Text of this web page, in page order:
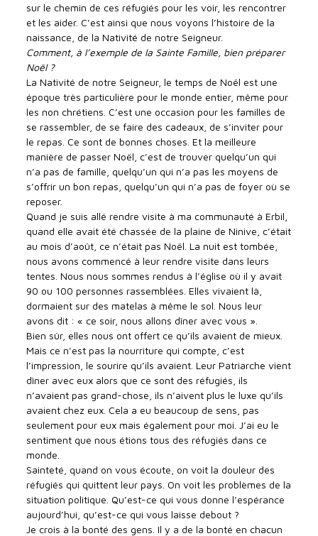
sur le chemin de ces réfugiés pour les voir, les rencontrer
et les aider. C’est ainsi que nous voyons l’histoire de la
naissance, de la Nativité de notre Seigneur.
Comment, à l’exemple de la Sainte Famille, bien préparer
Noël ?
La Nativité de notre Seigneur, le temps de Noël est une
époque très particulière pour le monde entier, même pour
les non chrétiens. C’est une occasion pour les familles de
se rassembler, de se faire des cadeaux, de s’inviter pour
le repas. Ce sont de bonnes choses. Et la meilleure
manière de passer Noël, c’est de trouver quelqu’un qui
n’a pas de famille, quelqu’un qui n’a pas les moyens de
s’offrir un bon repas, quelqu’un qui n’a pas de foyer où se
reposer.
Quand je suis allé rendre visite à ma communauté à Erbil,
quand elle avait été chassée de la plaine de Ninive, c’était
au mois d’août, ce n’était pas Noël. La nuit est tombée,
nous avons commencé à leur rendre visite dans leurs
tentes. Nous nous sommes rendus à l’église où il y avait
90 ou 100 personnes rassemblées. Elles vivaient là,
dormaient sur des matelas à même le sol. Nous leur
avons dit : « ce soir, nous allons dîner avec vous ».
Bien sûr, elles nous ont offert ce qu’ils avaient de mieux.
Mais ce n’est pas la nourriture qui compte, c’est
l’impression, le sourire qu’ils avaient. Leur Patriarche vient
dîner avec eux alors que ce sont des réfugiés, ils
n’avaient pas grand-chose, ils n’aivent plus le luxe qu’ils
avaient chez eux. Cela a eu beaucoup de sens, pas
seulement pour eux mais également pour moi. J’ai eu le
sentiment que nous étions tous des réfugiés dans ce
monde.
Sainteté, quand on vous écoute, on voit la douleur des
réfugiés qui quittent leur pays. On voit les problèmes de la
situation politique. Qu’est-ce qui vous donne l’espérance
aujourd’hui, qu’est-ce qui vous laisse debout ?
Je crois à la bonté des gens. Il y a de la bonté en chacun